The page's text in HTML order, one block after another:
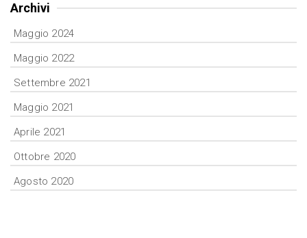
Archivi
Maggio 2024
Maggio 2022
Settembre 2021
Maggio 2021
Aprile 2021
Ottobre 2020
Agosto 2020